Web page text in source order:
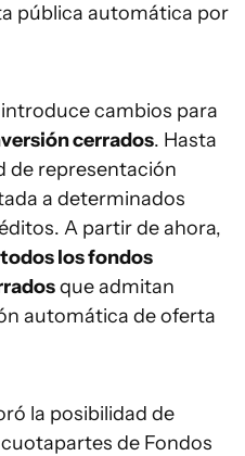
pública automática por
cambios para
cerrados. Hasta
de representación
a determinados
A partir de ahora,
todos los fondos
que admitan
automática de oferta
la posibilidad de
de Fondos